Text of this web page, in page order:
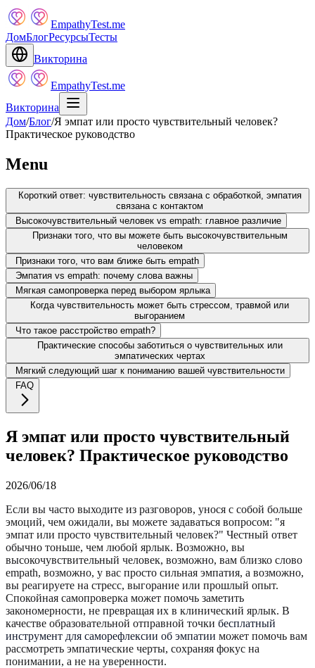
EmpathyTest.me
ДомБлогРесурсыТесты
Викторина
EmpathyTest.me
Викторина
Дом/Блог/Я эмпат или просто чувствительный человек?
Практическое руководство
Menu
Короткий ответ: чувствительность связана с обработкой, эмпатия
связана с контактом
Высокочувствительный человек vs empath: главное различие
Признаки того, что вы можете быть высокочувствительным
человеком
Признаки того, что вам ближе быть empath
Эмпатия vs empath: почему слова важны
Мягкая самопроверка перед выбором ярлыка
Когда чувствительность может быть стрессом, травмой или
выгоранием
Что такое расстройство empath?
Практические способы заботиться о чувствительных или
эмпатических чертах
Мягкий следующий шаг к пониманию вашей чувствительности
FAQ
Я эмпат или просто чувствительный
человек? Практическое руководство
2026/06/18
Если вы часто выходите из разговоров, унося с собой больше
эмоций, чем ожидали, вы можете задаваться вопросом: "я
эмпат или просто чувствительный человек?" Честный ответ
обычно тоньше, чем любой ярлык. Возможно, вы
высокочувствительный человек, возможно, вам близко слово
empath, возможно, у вас просто сильная эмпатия, а возможно,
вы реагируете на стресс, выгорание или прошлый опыт.
Спокойная самопроверка может помочь заметить
закономерности, не превращая их в клинический ярлык. В
качестве образовательной отправной точки бесплатный
инструмент для саморефлексии об эмпатии может помочь вам
рассмотреть эмпатические черты, сохраняя фокус на
понимании, а не на уверенности.